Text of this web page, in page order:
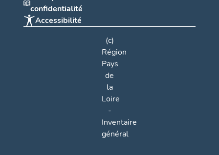
confidentialité
Accessibilité
(c)
Région
Pays
de
la
Loire
-
Inventaire
général